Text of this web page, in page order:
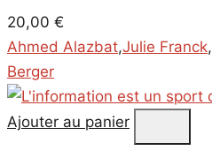
20,00 €
Ahmed Alazbat,Julie Franck,
Berger
Ajouter au panier